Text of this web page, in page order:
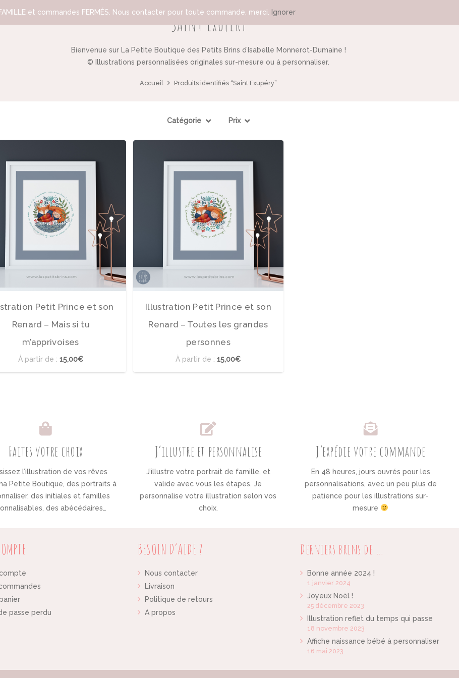
Saint Exupéry
Bienvenue sur La Petite Boutique des Petits Brins d’Isabelle Monnerot-Dumaine !
© Illustrations personnalisées originales sur-mesure ou à personnaliser.
Accueil Produits identifiés “Saint Exupéry”
Catégorie Prix
Petit Prince et son
Renard – Mais si tu
m’apprivoises
À partir de : 15,00€
Illustration Petit Prince et son
Renard – Toutes les grandes
personnes
À partir de :15,00€
Faites votre choix
l’illustration de vos rêves
Petite Boutique, des portraits à
des initiales et familles
des abécédaires…
J’illustre et personnalise
J’illustre votre portrait de famille, et
valide avec vous les étapes. Je
personnalise votre illustration selon vos
choix.
J’expédie votre commande
En 48 heures, jours ouvrés pour les
personnalisations, avec un peu plus de
patience pour les illustrations sur-
mesure
passe perdu
BESOIN D’AIDE ?
Nous contacter
Livraison
Politique de retours
A propos
Derniers brins de …
Bonne année 2024 !
1 janvier 2024
Joyeux Noël !
25 décembre 2023
Illustration reflet du temps qui passe
18 novembre 2023
Affiche naissance bébé à personnaliser
16 mai 2023
et commandes FERMÉS. Nous contacter pour toute commande, merci. Ignorer